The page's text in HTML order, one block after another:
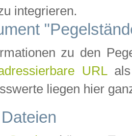
integrieren.
zu den
URLals
liegen hier